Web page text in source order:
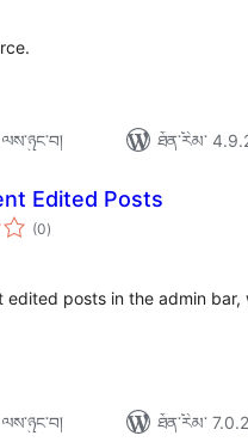
ཐོན་རིམ་
Edited Posts
(0གདེང་
འཇོག་
)
edited posts in the admin
ཐོན་རིམ་